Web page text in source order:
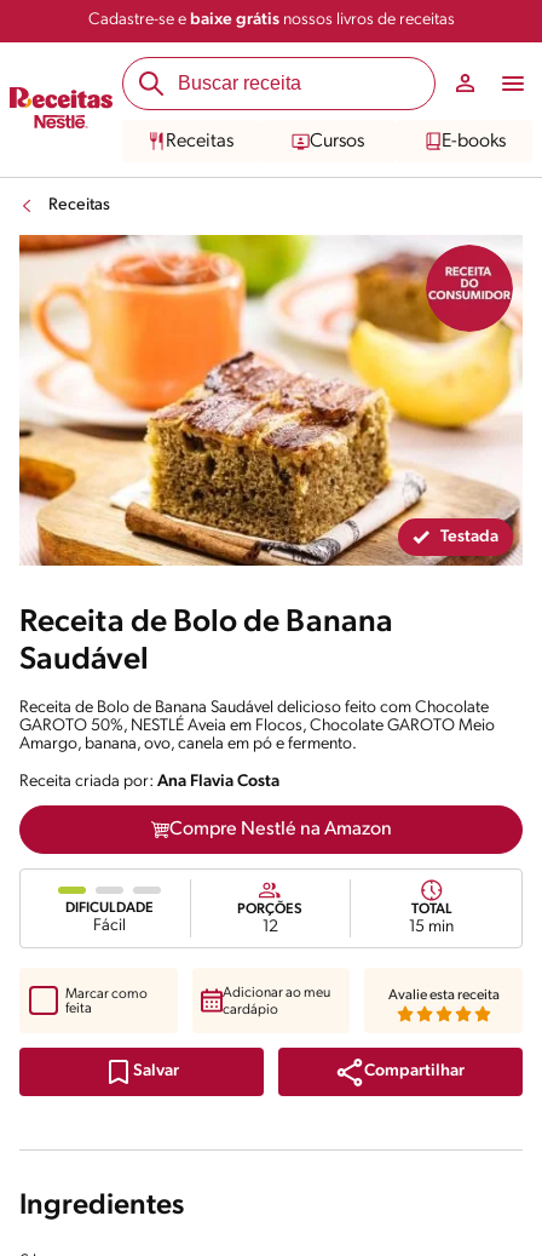
Cadastre-se e baixe grátisnossos livros de receitas
Receitas Cursos E-books
Receitas
Salvar Compartilhar
Testada
Receita de Bolo de Banana
Saudável
Receita de Bolo de Banana Saudável delicioso feito com Chocolate
GAROTO 50%, NESTLÉ Aveia em Flocos, Chocolate GAROTO Meio
Amargo, banana, ovo, canela em pó e fermento.
Receita criada por: Ana Flavia Costa
Compre Nestlé na Amazon
DIFICULDADE
Fácil
PORÇÕES
12
TOTAL
15 min
Salvar Compartilhar
Marcar como
feita
Adicionar ao meu
cardápio
Avalie esta receita
Ingredientes